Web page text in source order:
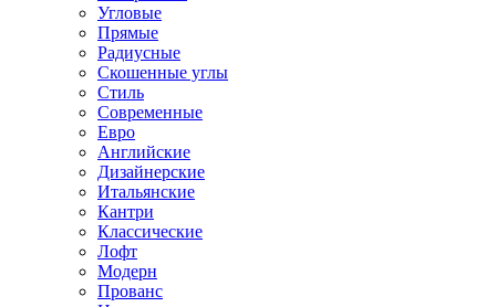
Угловые
Прямые
Радиусные
Скошенные углы
Стиль
Современные
Евро
Английские
Дизайнерские
Итальянские
Кантри
Классические
Лофт
Модерн
Прованс